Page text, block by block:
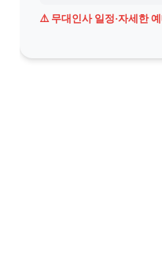
⚠️ 무대인사 일정·자세한